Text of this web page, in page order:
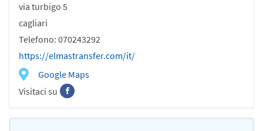
via turbigo 5
cagliari
Telefono: 070243292
https://elmastransfer.com/it/
Google Maps
Visitaci su